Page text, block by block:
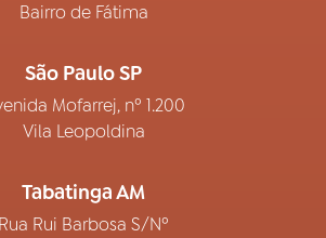
Bairro de Fátima
São Paulo SP
Mofarrej, nº 1.200
Vila Leopoldina
Tabatinga AM
Rua Rui Barbosa S/Nº